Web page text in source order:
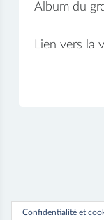
Album du
Lien vers la
Confidentialité et